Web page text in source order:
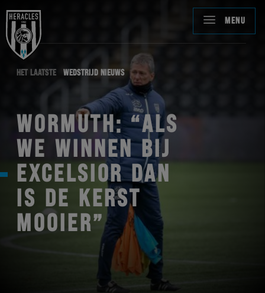
MENU
HET LAATSTE WEDSTRIJD NIEUWS
WORMUTH: “ALS
WE WINNEN BIJ
EXCELSIOR DAN
IS DE KERST
MOOIER”